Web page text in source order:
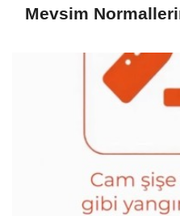
Mevsim